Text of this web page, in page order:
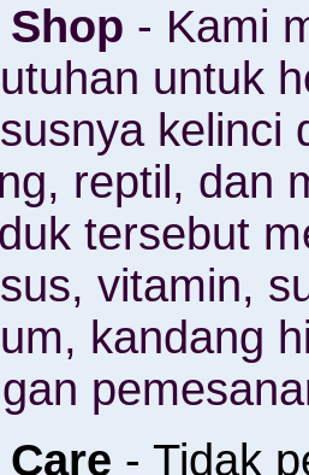
Shop - Kami
untuk
kelinci
reptil, dan
tersebut
vitamin,
kandang
- Tidak